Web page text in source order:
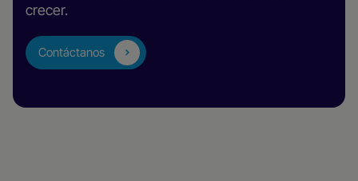
crecer.
Contáctanos